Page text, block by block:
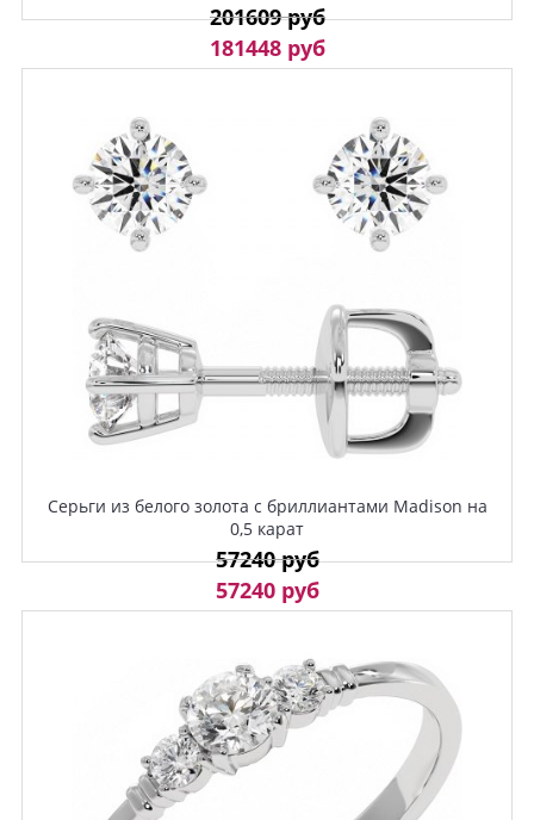
201609 руб
181448 руб
Серьги из белого золота с бриллиантами Madison на
0,5 карат
57240 руб
57240 руб